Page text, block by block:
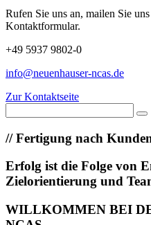
Rufen Sie uns an, mailen Sie
Kontaktformular.
+49 5937 9802-0
info@neuenhauser-ncas.de
Zur Kontaktseite
//Fertigung nach
Erfolg ist die Folge von
Zielorientierung und
WILLKOMMEN BEI